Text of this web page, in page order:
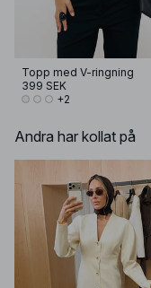
Topp med V-ringning
399 SEK
+2
Andra har kollat på